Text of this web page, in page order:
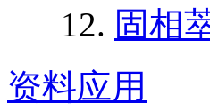
固相
资料应用